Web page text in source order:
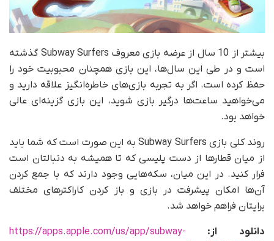
بیشتر از 10 سال از عرضه بازی معروف Subway Surfers گذشته
است و در طی این سال‌ها، این بازی همچنان محبوبیت خود را
حفظ کرده است. اگر به تجربه بازی‌های خاطره‌انگیز علاقه دارید و
می‌خواهید ساعت‌ها درگیر بازی شوید، این بازی گزینه‌ای عالی
خواهد بود.
روند کلی بازی Subway Surfers به این صورت است که شما باید
از میان قطارها از دست پلیسی که تا همیشه به دنبالتان است
فرار کنید. در این میان، سکه‌هایی وجود دارند که با جمع کردن
آن‌ها امکان پیشرفت در بازی و باز کردن کاراکترهای مختلف
برایتان فراهم خواهد شد.
دانلود از: https://apps.apple.com/us/app/subway-